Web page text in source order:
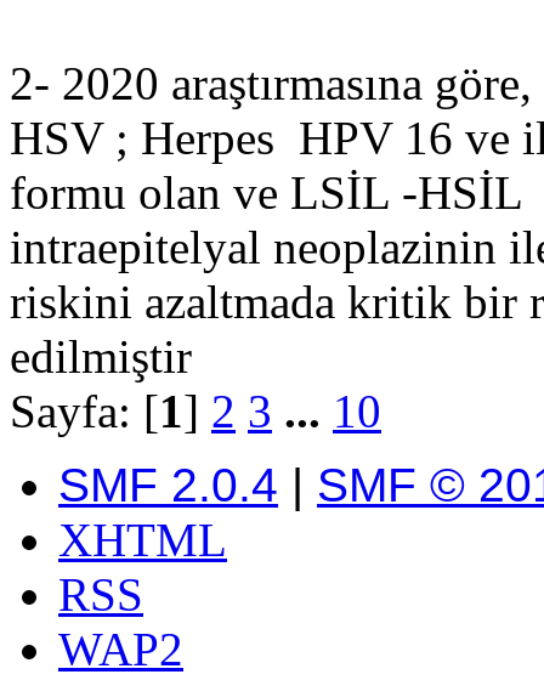
2- 2020 araştırmasına
HSV ; Herpes HPV 16 ve
formu olan ve LSİL -HSİL
intraepitelyal neoplazinin
riskini azaltmada kritik bir
edilmiştir
Sayfa: [1] 2 3 ... 10
SMF 2.0.4 | SMF ©
XHTML
RSS
WAP2